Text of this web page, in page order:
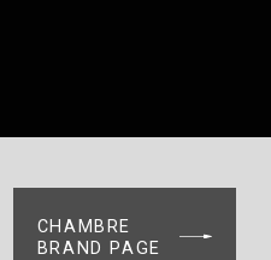
CHAMBRE
BRAND PAGE